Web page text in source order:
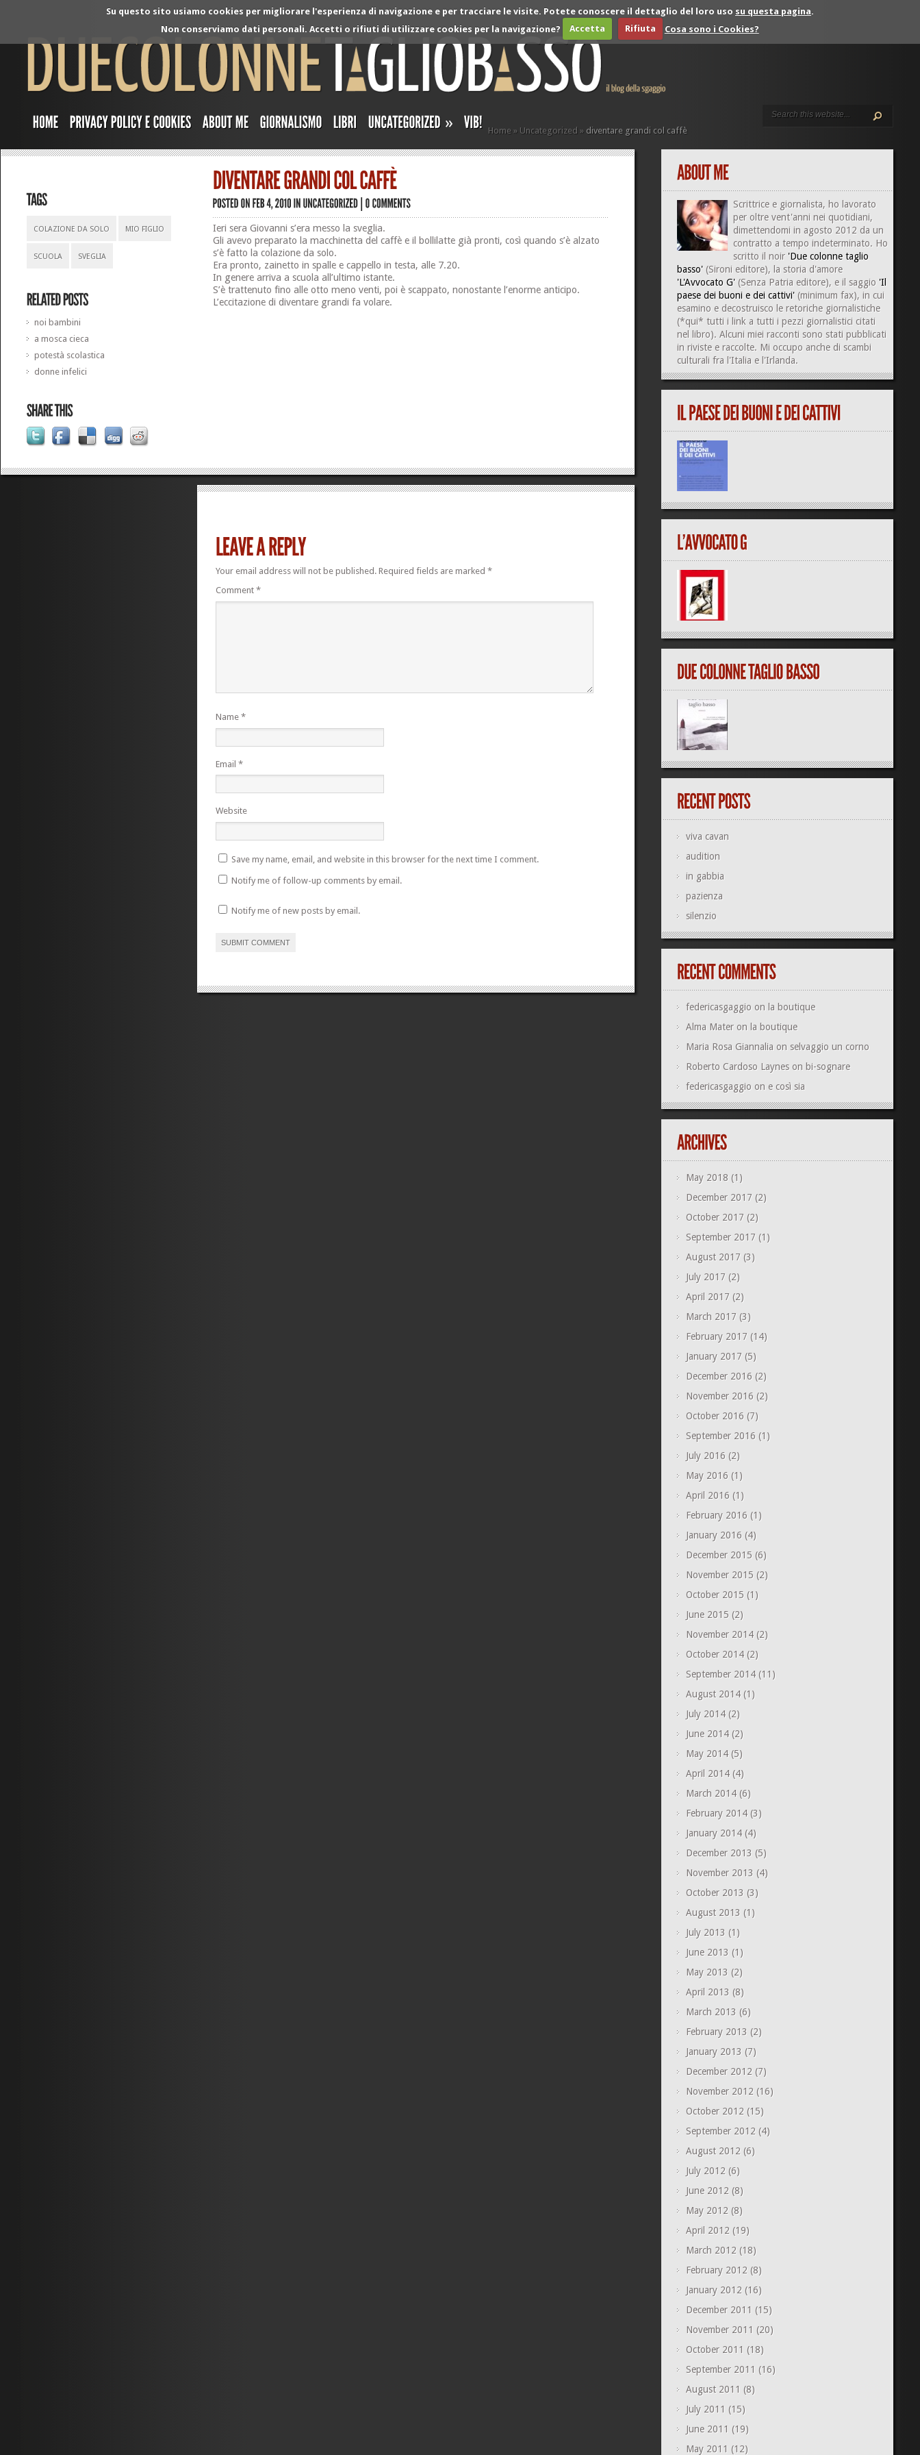
Su questo sito usiamo cookies per migliorare l'esperienza di navigazione e per tracciare le visite. Potete conoscere il dettaglio del loro uso su questa pagina.
Non conserviamo dati personali. Accetti o rifiuti di utilizzare cookies per la navigazione?
Accetta Rifiuta Cosa sono i Cookies?
» Home » Uncategorized » diventare grandi col caffè
COLAZIONE DA SOLO MIO FIGLIO
SCUOLA SVEGLIA
noi bambini
a mosca cieca
potestà scolastica
donne infelici
Ieri sera Giovanni s’era messo la sveglia.
Gli avevo preparato la macchinetta del caffè e il bollilatte già pronti, così quando s’è alzato
s’è fatto la colazione da solo.
Era pronto, zainetto in spalle e cappello in testa, alle 7.20.
In genere arriva a scuola all’ultimo istante.
S’è trattenuto fino alle otto meno venti, poi è scappato, nonostante l’enorme anticipo.
L’eccitazione di diventare grandi fa volare.
Your email address will not be published. Required fields are marked *
Comment *
Name *
Email *
Website
Save my name, email, and website in this browser for the next time I comment.
Notify me of follow-up comments by email.
Notify me of new posts by email.
Scrittrice e giornalista, ho lavorato
per oltre vent'anni nei quotidiani,
dimettendomi in agosto 2012 da un
contratto a tempo indeterminato. Ho
scritto il noir 'Due colonne taglio
basso'(Sironi editore), la storia d'amore
'L'Avvocato G'(Senza Patria editore), e il saggio 'Il
paese dei buoni e dei cattivi'(minimum fax), in cui
esamino e decostruisco le retoriche giornalistiche
(*qui* tutti i link a tutti i pezzi giornalistici citati
nel libro). Alcuni miei racconti sono stati pubblicati
in riviste e raccolte. Mi occupo anche di scambi
culturalifra l'Italia e l'Irlanda.
viva cavan
audition
in gabbia
pazienza
silenzio
federicasgaggioon la boutique
Alma Materon la boutique
Maria Rosa Giannalia on selvaggio un corno
Roberto Cardoso Layneson bi-sognare
federicasgaggioon e così sia
May 2018(1)
December 2017(2)
October 2017(2)
September 2017(1)
August 2017(3)
July 2017(2)
April 2017(2)
March 2017(3)
February 2017(14)
January 2017(5)
December 2016(2)
November 2016(2)
October 2016(7)
September 2016(1)
July 2016(2)
May 2016(1)
April 2016(1)
February 2016(1)
January 2016(4)
December 2015(6)
November 2015(2)
October 2015(1)
June 2015(2)
November 2014(2)
October 2014(2)
September 2014(11)
August 2014(1)
July 2014(2)
June 2014(2)
May 2014(5)
April 2014(4)
March 2014(6)
February 2014(3)
January 2014(4)
December 2013 (5)
November 2013 (4)
October 2013 (3)
August 2013 (1)
July 2013 (1)
June 2013 (1)
May 2013 (2)
April 2013 (8)
March 2013 (6)
February 2013 (2)
January 2013 (7)
December 2012(7)
November 2012(16)
October 2012(15)
September 2012(4)
August 2012(6)
July 2012(6)
June 2012(8)
May 2012(8)
April 2012(19)
March 2012(18)
February 2012(8)
January 2012(16)
December 2011 (15)
November 2011 (20)
October 2011 (18)
September 2011 (16)
August 2011 (8)
July 2011 (15)
June 2011 (19)
May 2011 (12)